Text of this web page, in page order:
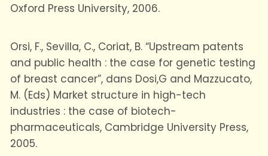
Oxford Press University, 2006.
Orsi, F., Sevilla, C., Coriat, B. “Upstream patents
and public health : the case for genetic testing
of breast cancer”, dans Dosi,G and Mazzucato,
M. (Eds) Market structure in high-tech
industries : the case of biotech-
pharmaceuticals, Cambridge University Press,
2005.